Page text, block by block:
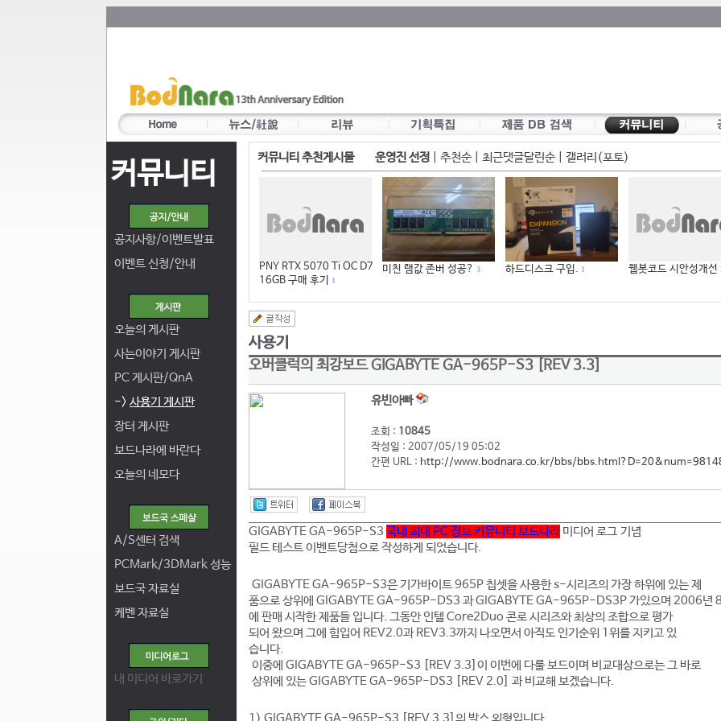
커뮤니티
공지사항/이벤트발표
이벤트 신청/안내
오늘의 게시판
사는이야기 게시판
PC 게시판/QnA
-> 사용기 게시판
장터 게시판
보드나라에 바란다
오늘의 네모다
A/S센터 검색
PCMark/3DMark 성능
보드국 자료실
케벤 자료실
내 미디어 바로가기
커뮤니티 추천게시물 운영진 선정 추천순| 최근댓글달린순| 갤러리(포토)
PNY RTX 5070 Ti OC D7
16GB 구매 후기
1
미친 램값 존버 성공? 3 하드디스크 구입. 1 웹봇코드 시안성개선
오버클럭의 최강보드 GIGABYTE GA-965P-S3 [REV 3.3]
유빈아빠
조회 : 10845
작성일 : 2007/05/19 05:02
간편 URL : http://www.bodnara.co.kr/bbs/
GIGABYTE GA-965P-S3 국내 최대 PC 정보 커뮤니티 보드나라미디어 로그 기념
필드 테스트 이벤트당첨으로 작성하게 되었습니다.
GIGABYTE GA-965P-S3은 기가바이트 965P 칩셋을 사용한 s-시리즈의 가장 하위에 있는 제
품으로 상위에 GIGABYTE GA-965P-DS3 과 GIGABYTE GA-965P-DS3P 가있으며 2006년
에 판매 시작한 제품들 입니다. 그동안 인텔 Core2Duo 콘로 시리즈와 최상의 조합으로 평가
되어 왔으며 그에 힘입어 REV2.0과 REV3.3까지 나오면서 아직도 인기순위 1위를 지키고 있
습니다.
이중에 GIGABYTE GA-965P-S3 [REV 3.3]이 이번에 다룰 보드이며 비교대상으로는 그 바로
상위에 있는 GIGABYTE GA-965P-DS3 [REV 2.0] 과 비교해 보겠습니다.
1) GIGABYTE GA-965P-S3 [REV 3.3]의 박스 외형입니다.